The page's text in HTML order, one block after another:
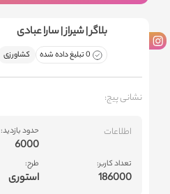
بلاگر | شیراز | سارا عبادی
0 تبلیغ داده شده کشاورزی
نشانی پیج:
اطلاعات
تعداد کاربر:
186000
حدود بازدید:
6000
طرح:
استوری